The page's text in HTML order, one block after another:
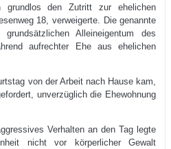
grundlos den Zutritt zur ehelichen
18, verweigerte. Die genannte
Alleineigentum des
aufrechter Ehe aus ehelichen
von der Arbeit nach Hause kam,
unverzüglich die Ehewohnung
Verhalten an den Tag legte
nicht vor körperlicher Gewalt